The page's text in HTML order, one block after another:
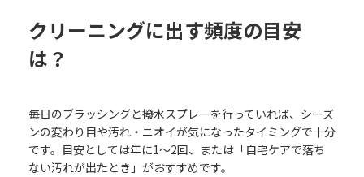
クリーニングに出す頻度の目安
は？
毎日のブラッシングと撥水スプレーを行っていれば、シーズ
ンの変わり目や汚れ・ニオイが気になったタイミングで十分
です。目安としては年に1〜2回、または「自宅ケアで落ち
ない汚れが出たとき」がおすすめです。